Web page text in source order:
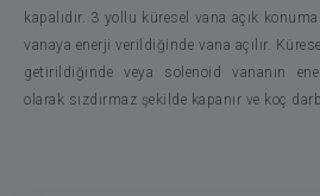
kapalıdır. 3 yollu küresel vana açık
vanaya enerji verildiğinde vana açılır.
getirildiğinde veya solenoid vananın
olarak sızdırmaz şekilde kapanır ve koç